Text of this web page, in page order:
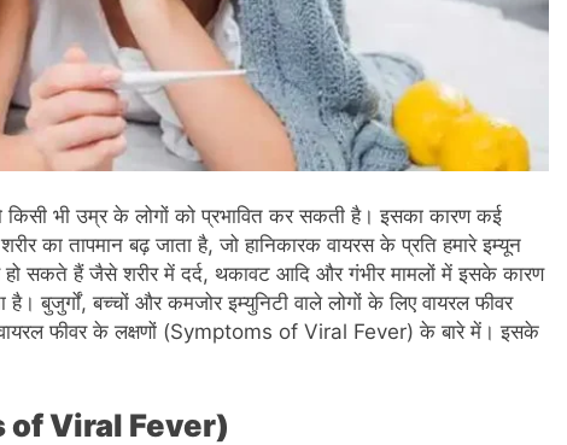
भी उम्र के लोगों को प्रभावित कर सकती है। इसका कारण कई
का तापमान बढ़ जाता है, जो हानिकारक वायरस के प्रति हमारे इम्यून
सकते हैं जैसे शरीर में दर्द, थकावट आदि और गंभीर मामलों में इसके कारण
बुजुर्गों, बच्चों और कमजोर इम्युनिटी वाले लोगों के लिए वायरल फीवर
फीवर के लक्षणों (Symptoms of Viral Fever) के बारे में। इसके
of Viral Fever)